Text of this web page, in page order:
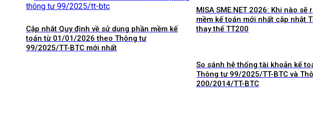
Cập nhật Quy định về sử dụng phần mềm kế
toán từ 01/01/2026 theo Thông tư
99/2025/TT-BTC mới nhất
MISA SME.NET 2026: Khi nào sẽ
mềm kế toán mới nhất cập nhật
thay thế TT200
So sánh hệ thống tài khoản kế
Thông tư 99/2025/TT-BTC và
200/2014/TT-BTC